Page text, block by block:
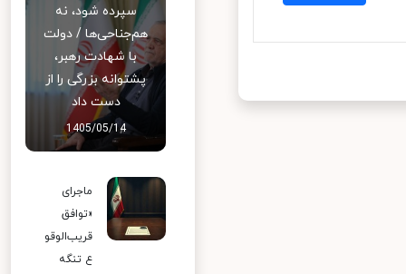
سپرده شود، نه
هم‌جناحی‌ها / دولت
با شهادت رهبر،
پشتوانه بزرگی را از
دست داد
1405/05/14
ماجرای
«توافق
قریب‌الوقو
ع تنگه